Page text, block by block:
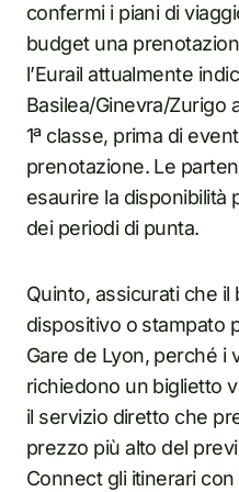
confermi i piani di
budget una
l’Eurail attualmente
Basilea/Ginevra/Zurigo
1ª classe, prima di
prenotazione. Le
esaurire la disponibilità
dei periodi di punta.
Quinto, assicurati che
dispositivo o stampato
Gare de Lyon, perché i
richiedono un biglietto
il servizio diretto che
prezzo più alto del
Connect gli itinerari